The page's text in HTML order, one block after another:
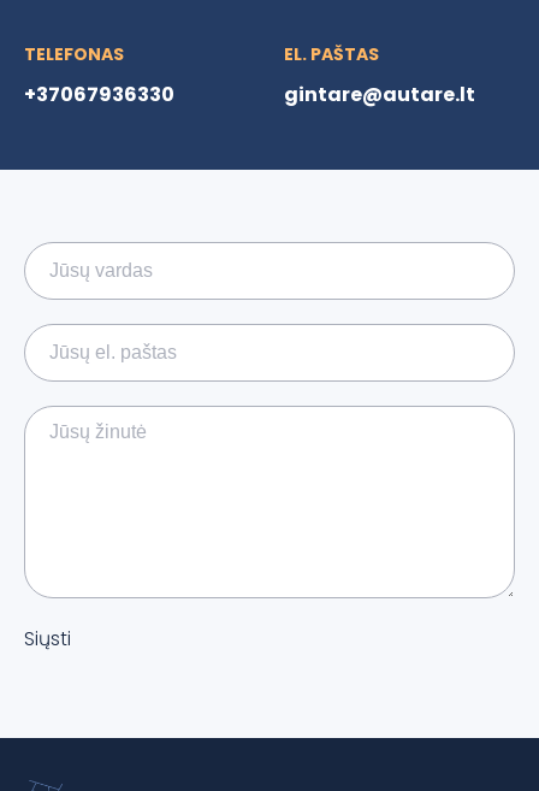
TELEFONAS
+37067936330
EL. PAŠTAS
gintare@autare.lt
Siųsti